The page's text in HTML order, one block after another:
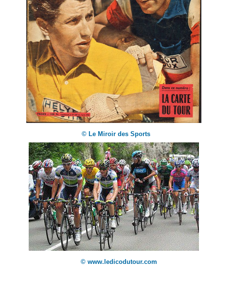
© Le Miroir des Sports
© www.ledicodutour.com